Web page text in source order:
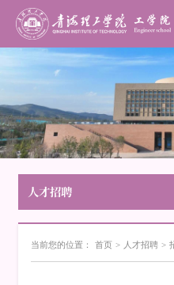
人才招聘
当前您的位置： 首页 > 人才招聘 >